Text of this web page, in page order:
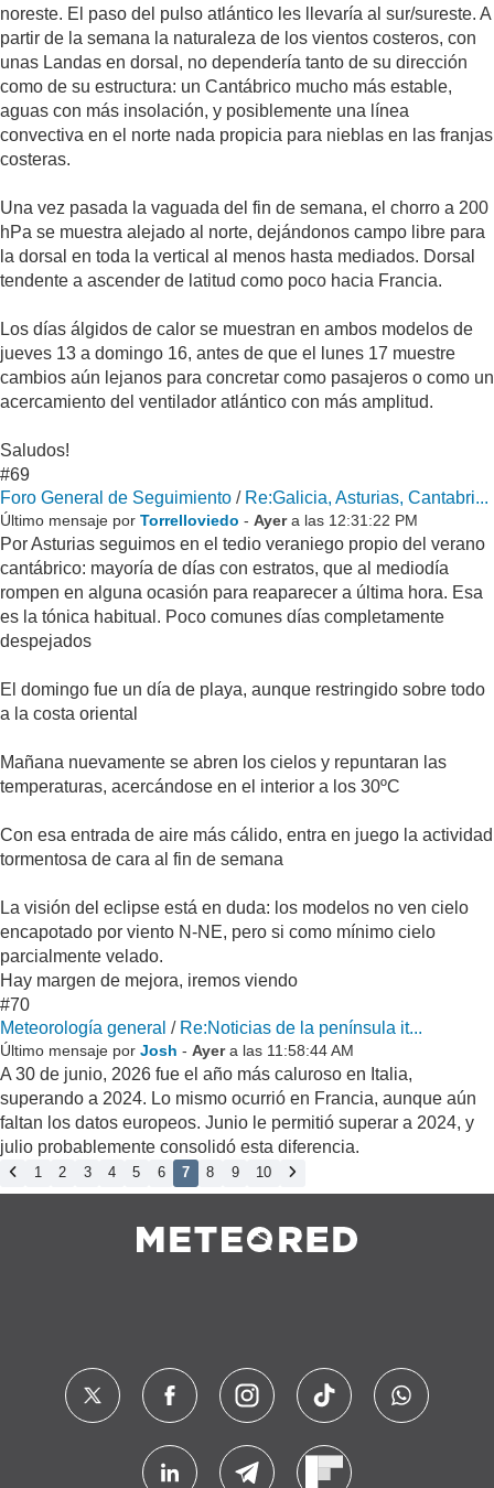
noreste. El paso del pulso atlántico les llevaría al sur/sureste. A
partir de la semana la naturaleza de los vientos costeros, con
unas Landas en dorsal, no dependería tanto de su dirección
como de su estructura: un Cantábrico mucho más estable,
aguas con más insolación, y posiblemente una línea
convectiva en el norte nada propicia para nieblas en las franjas
costeras.
Una vez pasada la vaguada del fin de semana, el chorro a 200
hPa se muestra alejado al norte, dejándonos campo libre para
la dorsal en toda la vertical al menos hasta mediados. Dorsal
tendente a ascender de latitud como poco hacia Francia.
Los días álgidos de calor se muestran en ambos modelos de
jueves 13 a domingo 16, antes de que el lunes 17 muestre
cambios aún lejanos para concretar como pasajeros o como un
acercamiento del ventilador atlántico con más amplitud.
Saludos!
#69
Foro General de Seguimiento / Re:Galicia, Asturias, Cantabri...
Último mensaje por Torrelloviedo - Ayera las 12:31:22 PM
Por Asturias seguimos en el tedio veraniego propio del verano
cantábrico: mayoría de días con estratos, que al mediodía
rompen en alguna ocasión para reaparecer a última hora. Esa
es la tónica habitual. Poco comunes días completamente
despejados
El domingo fue un día de playa, aunque restringido sobre todo
a la costa oriental
Mañana nuevamente se abren los cielos y repuntaran las
temperaturas, acercándose en el interior a los 30ºC
Con esa entrada de aire más cálido, entra en juego la actividad
tormentosa de cara al fin de semana
La visión del eclipse está en duda: los modelos no ven cielo
encapotado por viento N-NE, pero si como mínimo cielo
parcialmente velado.
Hay margen de mejora, iremos viendo
#70
Meteorología general / Re:Noticias de la península it...
Último mensaje por Josh - Ayera las 11:58:44 AM
A 30 de junio, 2026 fue el año más caluroso en Italia,
superando a 2024. Lo mismo ocurrió en Francia, aunque aún
faltan los datos europeos. Junio le permitió superar a 2024, y
julio probablemente consolidó esta diferencia.
1 2 3 4 5 6 7 8 9 10